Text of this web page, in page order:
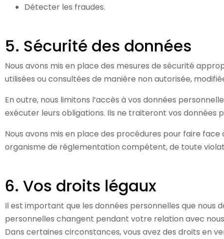
Détecter les fraudes.
5. Sécurité des données
Nous avons mis en place des mesures de sécurité
utilisées ou consultées de manière non autorisée,
En outre, nous limitons l’accès à vos données
exécuter leurs obligations. Ils ne traiteront vos données
Nous avons mis en place des procédures pour faire
organisme de réglementation compétent, de toute
6. Vos droits légaux
Il est important que les données personnelles que nous
personnelles changent pendant votre relation avec
Dans certaines circonstances, vous avez des droits en